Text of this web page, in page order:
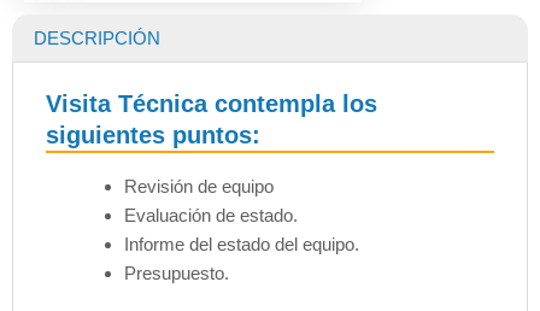
DESCRIPCIÓN
Visita Técnica contempla los
siguientes puntos:
Revisión de equipo
Evaluación de estado.
Informe del estado del equipo.
Presupuesto.